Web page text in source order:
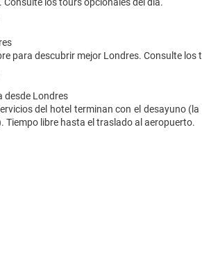
para descubrir mejor Londres. Consulte los
desde Londres
del hotel terminan con el desayuno
Tiempo libre hasta el traslado al aeropuerto.